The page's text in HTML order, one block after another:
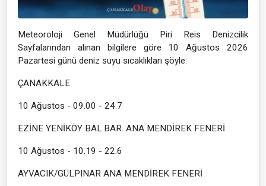
Meteoroloji Genel Müdürlüğü Piri Reis Denizcilik
Sayfalarından alınan bilgilere göre 10 Ağustos 2026
Pazartesi günü deniz suyu sıcaklıkları şöyle:
ÇANAKKALE
10 Ağustos - 09.00 - 24.7
EZİNE YENİKÖY BAL.BAR. ANA MENDİREK FENERİ
10 Ağustos - 10.19 - 22.6
AYVACIK/GÜLPINAR ANA MENDİREK FENERİ